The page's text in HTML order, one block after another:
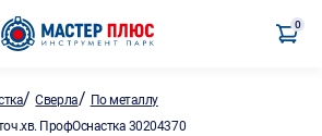
0
/Сверла/ По металлу
ПрофОснастка 30204370